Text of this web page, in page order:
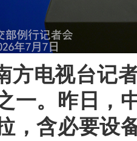
方电视台记
一。昨日，
，含必要设